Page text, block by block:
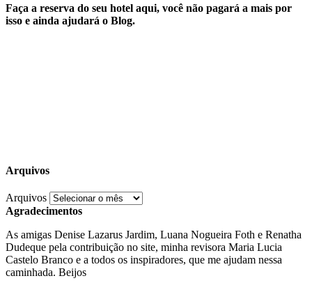
Faça a reserva do seu hotel aqui, você não pagará a mais por
isso e ainda ajudará o Blog.
Arquivos
Arquivos
Agradecimentos
As amigas Denise Lazarus Jardim, Luana Nogueira Foth e Renatha
Dudeque pela contribuição no site, minha revisora Maria Lucia
Castelo Branco e a todos os inspiradores, que me ajudam nessa
caminhada. Beijos